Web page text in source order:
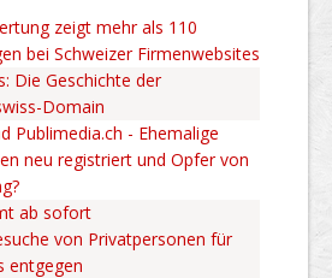
zeigt mehr als 110
bei Schweizer Firmenwebsites
Die Geschichte der
Domain
Publimedia.ch - Ehemalige
neu registriert und Opfer von
ab sofort
von Privatpersonen für
entgegen